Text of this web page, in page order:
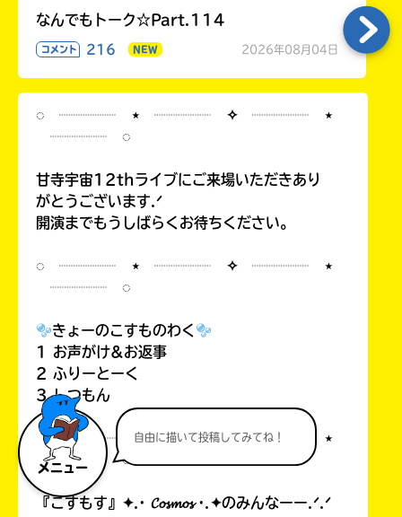
メニュー
自由に描いて投稿してみてね！
なんでもトーク☆Part.114
コメント 216 NEW 2026年08月04日
◌ ┈┈┈┈ ⋆ ┈┈┈┈ ✧ ┈┈┈┈ ⋆
┈┈┈┈ ◌
甘寺宇宙12thライブにご来場いただきあり
がとうございます.ᐟ
開演までもうしばらくお待ちください。
◌ ┈┈┈┈ ⋆ ┈┈┈┈ ✧ ┈┈┈┈ ⋆
┈┈┈┈ ◌
きょーのこすものわく
1 お声がけ&お返事
2 ふりーとーく
3 しつもん
◌ ┈┈┈┈ ⋆ ┈┈┈┈ ✧ ┈┈┈┈ ⋆
┈┈┈┈ ◌
『こすもす』✦.· 𝓒𝓸𝓼𝓶𝓸𝓼 ·.✦のみんなーー.ᐟ.ᐟ